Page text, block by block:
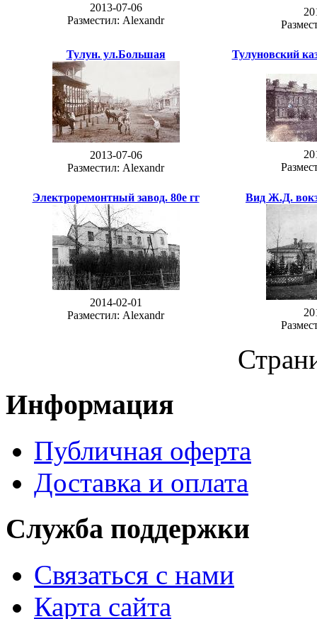
2013-07-06
Разместил: Alexandr
Тулун. ул.Большая
2013-07-06
Разместил: Alexandr
Тулуновский
Электроремонтный завод. 80е гг
2014-02-01
Разместил: Alexandr
Вид Ж.Д.
Информация
Публичная оферта
Доставка и оплата
Служба поддержки
Связаться с нами
Карта сайта